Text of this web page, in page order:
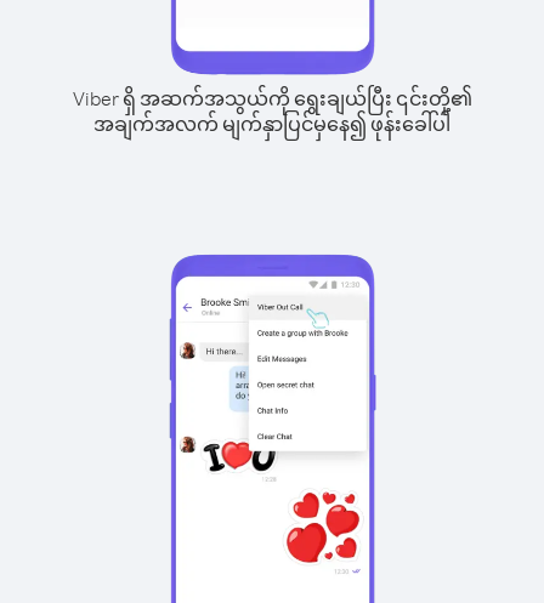
Viber ရှိ အဆက်အသွယ်ကို ရွေးချယ်ပြီး ၎င်းတို့၏
အချက်အလက် မျက်နှာပြင်မှနေ၍ ဖုန်းခေါ်ပါ